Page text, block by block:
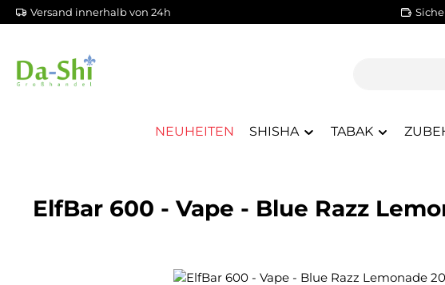
Hauptinhalt springen
Zur Suche springen
Zur Hauptnavigation springen
Versand innerhalb von 24h
NEUHEITEN SHISHA TABAK
ElfBar 600 - Vape - Blue Razz
Bildergalerie überspringen